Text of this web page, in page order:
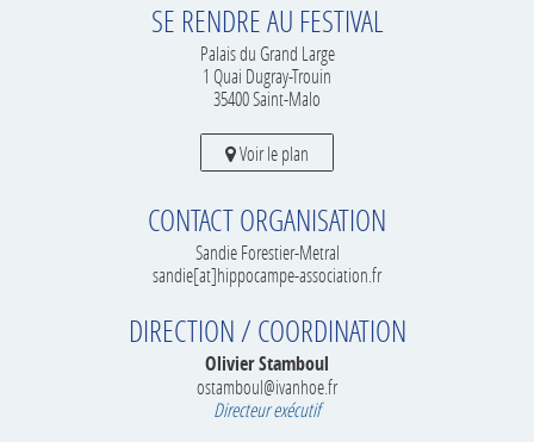
SE RENDRE AU FESTIVAL
Palais du Grand Large
1 Quai Dugray-Trouin
35400 Saint-Malo
Voir le plan
CONTACT ORGANISATION
Sandie Forestier-Metral
sandie[at]hippocampe-association.fr
DIRECTION / COORDINATION
Olivier Stamboul
ostamboul@ivanhoe.fr
Directeur exécutif